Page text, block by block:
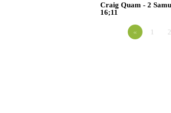
Craig Quam - 2
16;11
« 1 2